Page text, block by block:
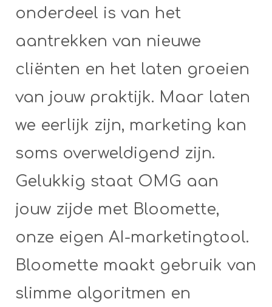
onderdeel is van het
aantrekken van nieuwe
cliënten en het laten groeien
van jouw praktijk. Maar laten
we eerlijk zijn, marketing kan
soms overweldigend zijn.
Gelukkig staat OMG aan
jouw zijde met Bloomette,
onze eigen AI-marketingtool.
Bloomette maakt gebruik van
slimme algoritmen en